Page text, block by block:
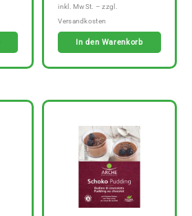
In den Warenkorb